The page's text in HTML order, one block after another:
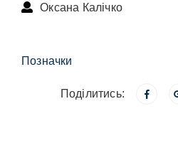
Оксана Калічко
Позначки
Поділитись: